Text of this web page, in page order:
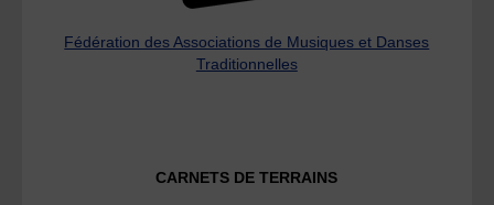
Fédération des Associations de Musiques et Danses
Traditionnelles
CARNETS DE TERRAINS